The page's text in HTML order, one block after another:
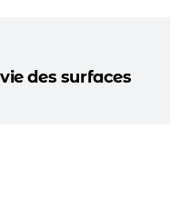
des surfaces